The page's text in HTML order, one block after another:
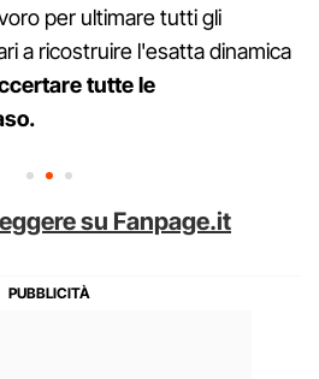
per ultimare tutti gli
a ricostruire l'esatta dinamica
tutte le
su Fanpage.it